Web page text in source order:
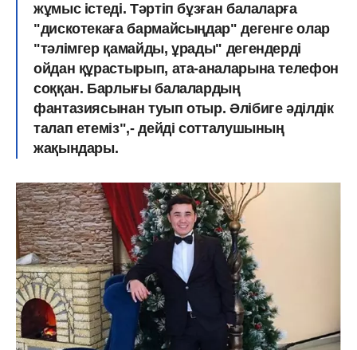
жұмыс істеді. Тәртіп бұзған балаларға
"дискотекаға бармайсыңдар" дегенге олар
"тәлімгер қамайды, ұрады" дегендерді
ойдан құрастырып, ата-аналарына телефон
соққан. Барлығы балалардың
фантазиясынан туып отыр. Әлібиге әділдік
талап етеміз",- дейді сотталушының
жақындары.